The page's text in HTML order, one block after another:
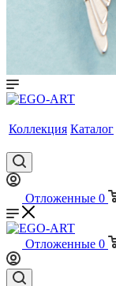
Коллекция Каталог
Отложенные 0
Отложенные 0